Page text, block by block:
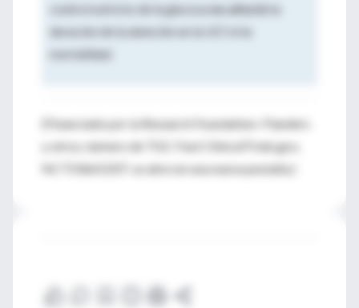
control estricto de la glucosano afectó
duración de la atención en la UCI ni la
mortalidad.
(Financiado por la Research Foundation–Flanders
y otros; número de TGC-Fast ClinicalTrials.gov,
NCT03665207. se abre en una nueva pestaña.)